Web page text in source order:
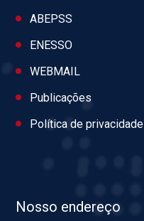
ABEPSS
ENESSO
WEBMAIL
Publicações
Política de privacidade
Nosso endereço